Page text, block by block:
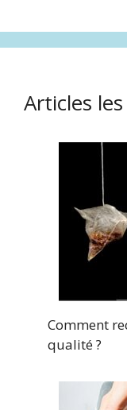
Articles
Comment
qualité ?